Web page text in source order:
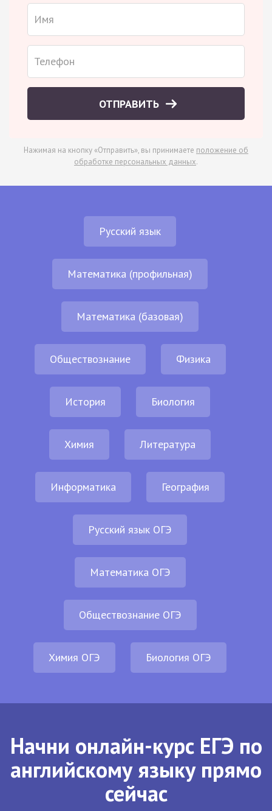
ОТПРАВИТЬ
Нажимая на кнопку «Отправить», вы принимаете положение об
обработке персональных данных.
Русский язык
Математика (профильная)
Математика (базовая)
Обществознание Физика
История Биология
Химия Литература
Информатика География
Русский язык ОГЭ
Математика ОГЭ
Обществознание ОГЭ
Химия ОГЭ Биология ОГЭ
Начни онлайн-курс ЕГЭ по
английскому языку прямо
сейчас